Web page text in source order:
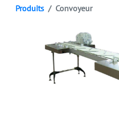
Produits Convoyeur